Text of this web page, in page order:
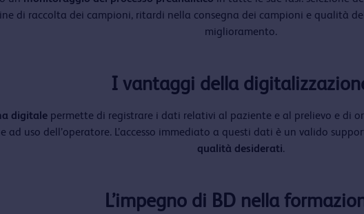
di raccolta dei campioni, ritardi nella consegna dei campioni e qualità
miglioramento.
I vantaggi della
digitalepermette di registrare i dati relativi al paziente e al prelievo e di
ad uso dell’operatore. L’accesso immediato a questi dati è un valido
qualità desiderati.
L’impegno di BD nella